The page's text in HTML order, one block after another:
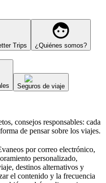
Trips ¿Quiénes somos?
Seguros de viaje
consejos responsables: cada
de pensar sobre los viajes.
por correo electrónico,
personalizado,
destinos alternativos y
el contenido y la frecuencia